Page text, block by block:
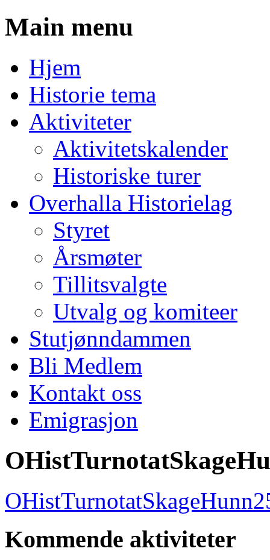
Main menu
to
contentHjem
Historie tema
Aktiviteter
Aktivitetskalender
Historiske turer
Overhalla Historielag
Styret
Årsmøter
Tillitsvalgte
Utvalg og komiteer
Stutjønndammen
Bli Medlem
Kontakt oss
Emigrasjon
Kommende aktiviteter